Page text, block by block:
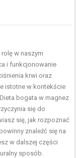
w naszym
i funkcjonowanie
krwi oraz
istotne w kontekście
bogata w magnez
się do
się, jak rozpoznać
znaleźć się na
w dalszej części
sposób.